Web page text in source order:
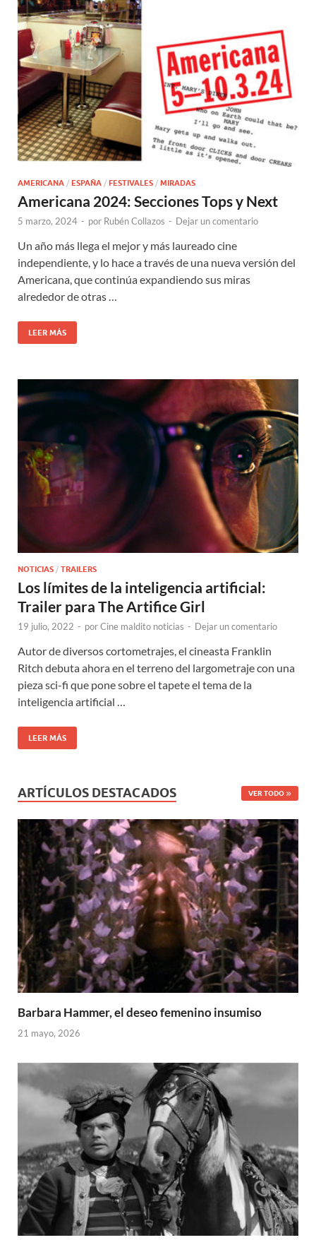
AMERICANA / ESPAÑA / FESTIVALES / MIRADAS
Americana 2024: Secciones Tops y Next
5 marzo, 2024 - por Rubén Collazos - Dejar un comentario
Un año más llega el mejor y más laureado cine
independiente, y lo hace a través de una nueva versión del
Americana, que continúa expandiendo sus miras
alrededor de otras …
LEER MÁS
NOTICIAS / TRAILERS
Los límites de la inteligencia artificial:
Trailer para The Artifice Girl
19 julio, 2022 - porCine maldito noticias - Dejar un comentario
Autor de diversos cortometrajes, el cineasta Franklin
Ritch debuta ahora en el terreno del largometraje con una
pieza sci-fi que pone sobre el tapete el tema de la
inteligencia artificial …
LEER MÁS
ARTÍCULOS DESTACADOS VER TODO
Barbara Hammer, el deseo femenino insumiso
21 mayo, 2026